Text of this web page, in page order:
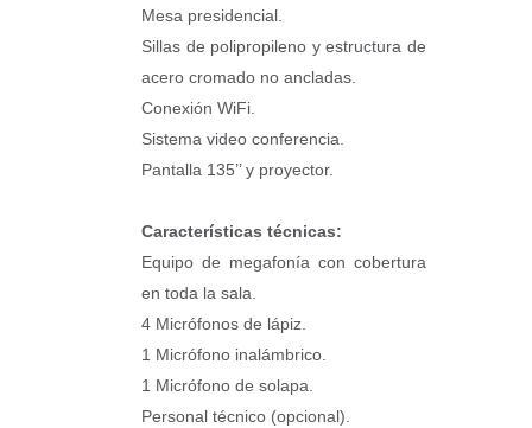
Mesa presidencial.
Sillas de polipropileno y estructura de
acero cromado no ancladas.
Conexión WiFi.
Sistema video conferencia.
Pantalla 135’’ y proyector.
Características técnicas:
Equipo de megafonía con cobertura
en toda la sala.
4 Micrófonos de lápiz.
1 Micrófono inalámbrico.
1 Micrófono de solapa.
Personal técnico (opcional).